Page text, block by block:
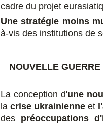
cadre du projet
Une stratégie moins
à-vis des institutions de
NOUVELLE
La conception d'une
la crise ukrainienne et
des préoccupations